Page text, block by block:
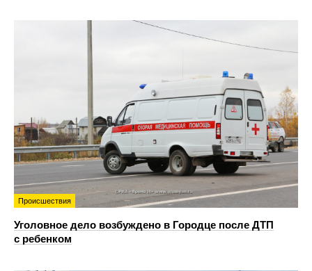
Происшествия
Уголовное дело возбуждено в Городце после ДТП
с ребенком